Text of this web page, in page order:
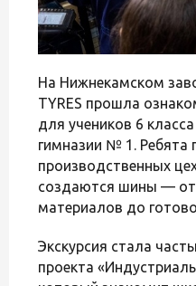
На Нижнекамском
TYRES прошла
для учеников 6
гимназии № 1. Ребята
производственных
создаются шины — от
материалов до
Экскурсия стала
проекта